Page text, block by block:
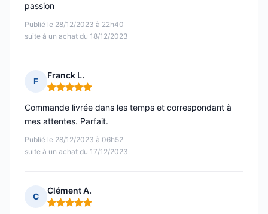
Publié le 28/12/2023 à 22h40
suite à un achat du 18/12/2023
passion
F
Franck L.
Note : 5 sur 5
Publié le 28/12/2023 à 06h52
suite à un achat du 17/12/2023
Commande livrée dans les temps et correspondant à
mes attentes. Parfait.
C
Clément A.
Note : 5 sur 5